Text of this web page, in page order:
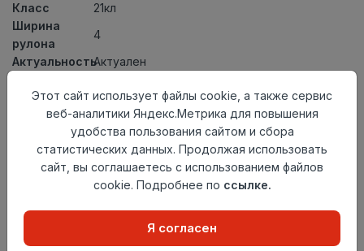
Класс
21кл
Ширина
рулона
4
АктуальностьАктуален
ковролина
Ковролин тафтинговый
Страна
происхождения
Россия
Осталось0.05 пог. м
Добавить в корзину
Этот сайт использует файлы cookie, а также сервис
веб-аналитики Яндекс.Метрика для повышения
удобства пользования сайтом и сбора
статистических данных. Продолжая использовать
сайт, вы соглашаетесь с использованием файлов
cookie. Подробнее по ссылке.
Я согласен